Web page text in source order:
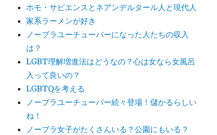
ホモ・サピエンスとネアンデルタール人と現代人
家系ラーメンが好き
ノーブラユーチューバーになった人たちの収入
は？
LGBT理解増進法はどうなの？心は女なら女風呂
入って良いの？
LGBTQを考える
ノーブラユーチューバー続々登場！儲かるらしい
ね！
ノーブラ女子がたくさんいる？公園にもいる？